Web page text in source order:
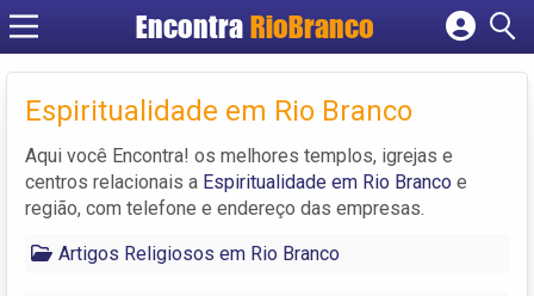
Encontra RioBranco
Cadastrar empresa
Criar conta
Espiritualidade em Rio Branco
Aqui você Encontra! os melhores templos, igrejas e
centros relacionais a Espiritualidade em Rio Branco e
região, com telefone e endereço das empresas.
Artigos Religiosos em Rio Branco